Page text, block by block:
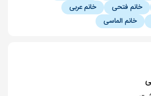
خانم فتحی
خانم عربی
خانم الماسی